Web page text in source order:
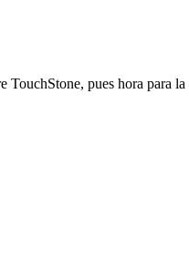
pues hora para